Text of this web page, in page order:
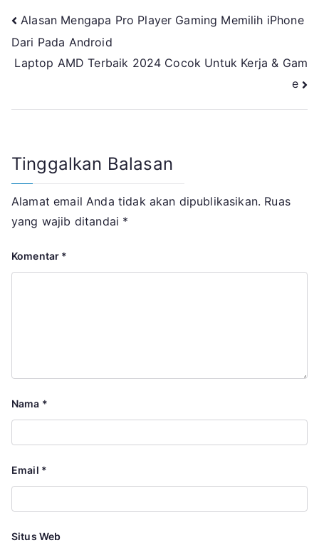
Navigasi
pos
Alasan Mengapa Pro Player Gaming Memilih iPhone
Dari Pada Android
Laptop AMD Terbaik 2024 Cocok Untuk Kerja & Gam
e
Tinggalkan Balasan
Alamat email Anda tidak akan dipublikasikan. Ruas
yang wajib ditandai *
Komentar *
Nama *
Email *
Situs Web